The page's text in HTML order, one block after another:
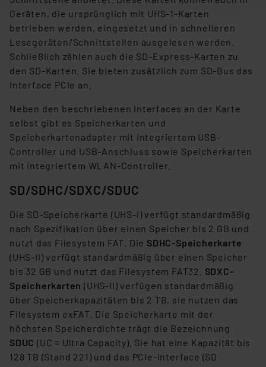
nachfolgend dargestellten bzw. die von Ihnen
ausgewählten Verarbeitungszwecke (Art. 6 Abs.1a DSG-
VO) zu. Eine detaillierte Auflistung der einzelnen
Cookies nach Zweck und Anbieter ist durch Klick auf
den Button „Ablehnen oder Einstellungen“ abrufbar. Sie
können die Verwendung nicht notwendiger Cookies
ablehnen oder ihr ganz oder teilweise zustimmen. Ihre
erteilte Zustimmung können Sie jederzeit unter dem
Link „Cookie Einstellungen“ anpassen oder widerrufen.
Die Rechtmäßigkeit der Speicherung, Abrufung und
Weiterverarbeitung dieser Daten zur Auswertung und
Analyse bis zum Zeitpunkt des Widerrufs bleibt hiervon
führen, dass die Einstellungen nicht längerfristig
angezeigt wird.
„Einige Drittanbieter verarbeiten personenbezogene
Daten in den USA. Ihre Einwilligung zur Einbindung von
Cookies dieser Drittanbieter umfasst daher ggf. auch
die Verarbeitung Ihrer Daten in den USA gemäß Art. 49
(1) lit. a DSGVO. Nähere Infos zu diesen Drittanbietern
und zu der jeweiligen Datenübermittlung erhalten Sie in
der Datenschutzerklärung. Für die USA besteht kein
Angemessenheitsbeschluss der EU. Dies bedeutet,
dass die USA als Land mit unzureichendem
Geräten, die ursprünglich mit UHS-1-Karten
betrieben werden, eingesetzt und in schnelleren
Lesegeräten/Schnittstellen ausgelesen werden.
Schließlich zählen auch die SD-Express-Karten zu
den SD-Karten. Sie bieten zusätzlich zum SD-Bus das
Interface PCIe an.
Neben den beschriebenen Interfaces an der Karte
selbst gibt es Speicherkarten und
Speicherkartenadapter mit integriertem USB-
Controller und USB-Anschluss sowie Speicherkarten
mit integriertem WLAN-Controller.
SD/SDHC/SDXC/SDUC
Die SD-Speicherkarte (UHS-I) verfügt standardmäßig
nach Spezifikation über einen Speicher bis 2 GB und
nutzt das Filesystem FAT. Die SDHC-Speicherkarte
(UHS-II) verfügt standardmäßig über einen Speicher
bis 32 GB und nutzt das Filesystem FAT32. SDXC-
Speicherkarten (UHS-II) verfügen standardmäßig
über Speicherkapazitäten bis 2 TB, sie nutzen das
Filesystem exFAT. Die Speicherkarte mit der
höchsten Speicherdichte trägt die Bezeichnung
SDUC (UC = Ultra Capacity). Sie hat eine Kapazität bis
128 TB (Stand 221) und das PCIe-Interface (SD